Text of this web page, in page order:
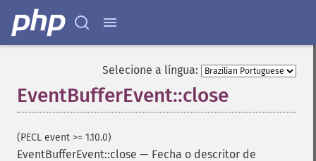
Selecione a língua:
EventBufferEvent::close
(PECL event >= 1.10.0)
EventBufferEvent::close — Fecha o descritor de